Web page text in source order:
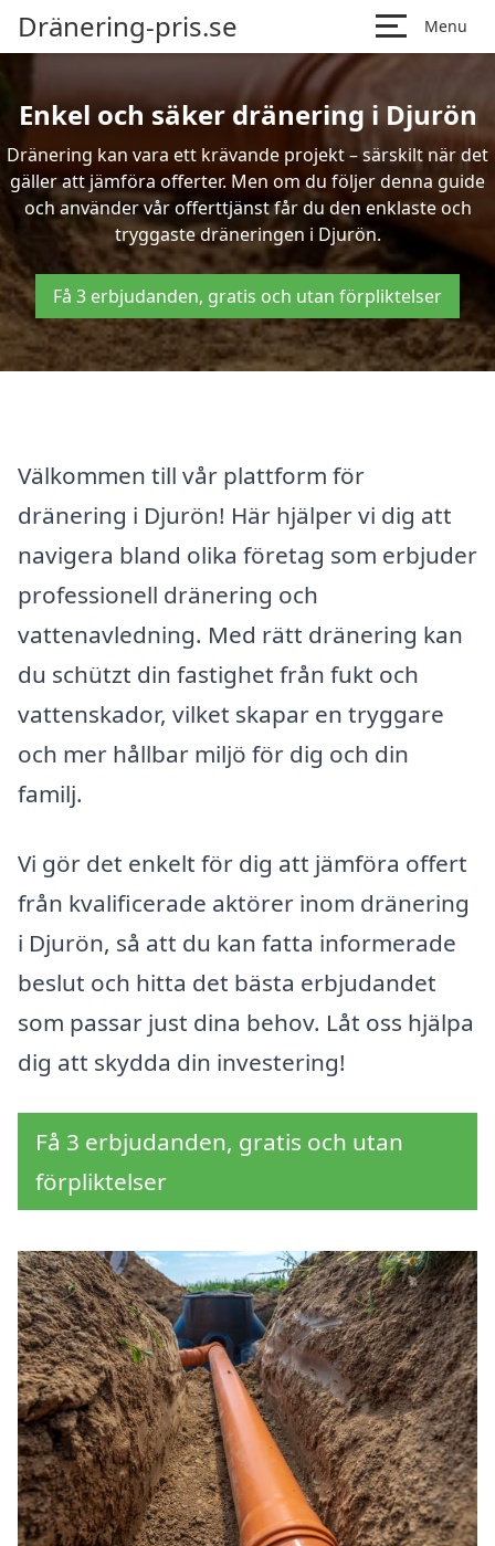
Dränering-pris.se Menu
Enkel och säker dränering i Djurön
Dränering kan vara ett krävande projekt – särskilt när det
gäller att jämföra offerter. Men om du följer denna guide
och använder vår offerttjänst får du den enklaste och
tryggaste dräneringen i Djurön.
Få 3 erbjudanden, gratis och utan förpliktelser
Välkommen till vår plattform för
dränering i Djurön! Här hjälper vi dig att
navigera bland olika företag som erbjuder
professionell dränering och
vattenavledning. Med rätt dränering kan
du schützt din fastighet från fukt och
vattenskador, vilket skapar en tryggare
och mer hållbar miljö för dig och din
familj.
Vi gör det enkelt för dig att jämföra offert
från kvalificerade aktörer inom dränering
i Djurön, så att du kan fatta informerade
beslut och hitta det bästa erbjudandet
som passar just dina behov. Låt oss hjälpa
dig att skydda din investering!
Få 3 erbjudanden, gratis och utan
förpliktelser